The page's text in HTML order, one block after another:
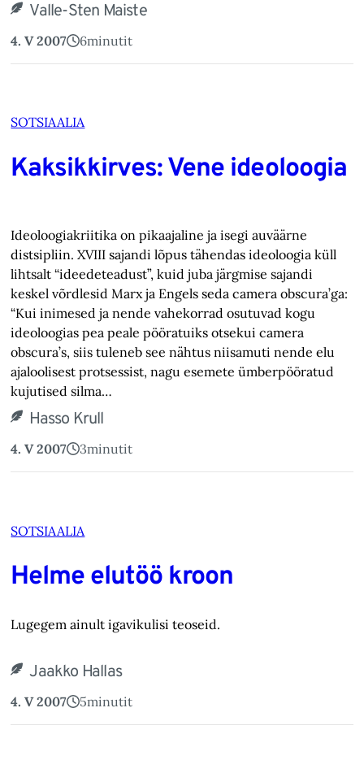
Valle-Sten Maiste
4. V 2007 6minutit
SOTSIAALIA
Kaksikkirves: Vene ideoloogia
Ideoloogiakriitika on pikaajaline ja isegi auväärne
distsipliin. XVIII sajandi lõpus tähendas ideoloogia küll
lihtsalt “ideedeteadust”, kuid juba järgmise sajandi
keskel võrdlesid Marx ja Engels seda camera obscura’ga:
“Kui inimesed ja nende vahekorrad osutuvad kogu
ideoloogias pea peale pööratuiks otsekui camera
obscura’s, siis tuleneb see nähtus niisamuti nende elu
ajaloolisest protsessist, nagu esemete ümberpööratud
kujutised silma…
Hasso Krull
4. V 2007 3minutit
SOTSIAALIA
Helme elutöö kroon
Lugegem ainult igavikulisi teoseid.
Jaakko Hallas
4. V 2007 5minutit